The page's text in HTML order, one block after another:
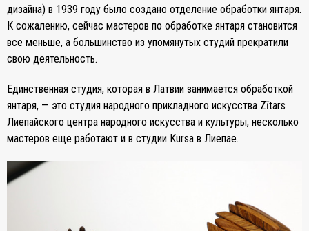
дизайна) в 1939 году было создано отделение обработки янтаря.
К сожалению, сейчас мастеров по обработке янтаря становится
все меньше, а большинство из упомянутых студий прекратили
свою деятельность.
Единственная студия, которая в Латвии занимается обработкой
янтаря, — это студия народного прикладного искусства Zītars
Лиепайского центра народного искусства и культуры, несколько
мастеров еще работают и в студии Kursa в Лиепае.